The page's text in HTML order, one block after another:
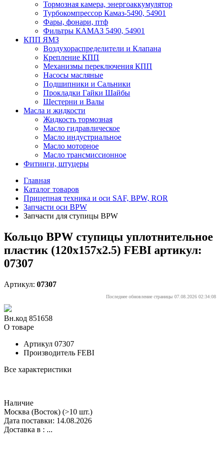
Тормозная камера, энергоаккумулятор
Турбокомпрессор Камаз-5490, 54901
Фары, фонари, птф
Фильтры КАМАЗ 5490, 54901
КПП ЯМЗ
Воздухораспределители и Клапана
Крепление КПП
Механизмы переключения КПП
Насосы масляные
Подшипники и Сальники
Прокладки Гайки Шайбы
Шестерни и Валы
Масла и жидкости
Жидкость тормозная
Масло гидравлическое
Масло индустриальное
Масло моторное
Масло трансмиссионное
Фитинги, штуцеры
Главная
Каталог товаров
Прицепная техника и оси SAF, BPW, ROR
Запчасти оси BPW
Запчасти для ступицы BPW
Кольцо BPW ступицы уплотнительное
пластик (120x157x2.5) FEBI артикул:
07307
Артикул: 07307
Последнее обновление страницы 07.08.2026 02:34:08
Вн.код 851658
О товаре
Артикул 07307
Производитель FEBI
Все характеристики
Наличие
Москва (Восток) (>10 шт.)
Дата поставки: 14.08.2026
Доставка в : ...